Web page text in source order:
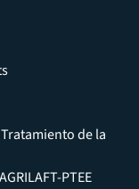
de la
PTEE